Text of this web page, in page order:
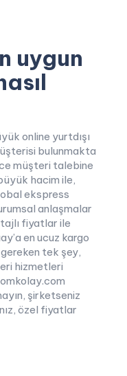
uygun
online yurtdışı
bulunmakta
müşteri talebine
hacim ile,
ekspress
anlaşmalar
fiyatlar ile
en ucuz kargo
tek şey,
hizmetleri
şirketseniz
özel fiyatlar